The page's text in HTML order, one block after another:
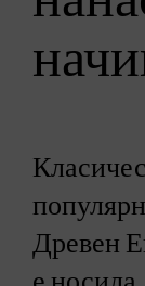
Древен